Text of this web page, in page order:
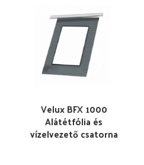
Velux BFX 1000
Alátétfólia és
vízelvezető csatorna